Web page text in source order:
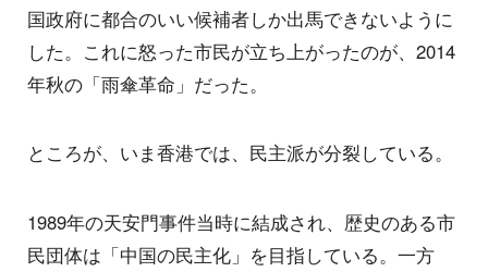
国政府に都合のいい候補者しか出馬できないように
した。これに怒った市民が立ち上がったのが、2014
年秋の「雨傘革命」だった。
ところが、いま香港では、民主派が分裂している。
1989年の天安門事件当時に結成され、歴史のある市
民団体は「中国の民主化」を目指している。一方